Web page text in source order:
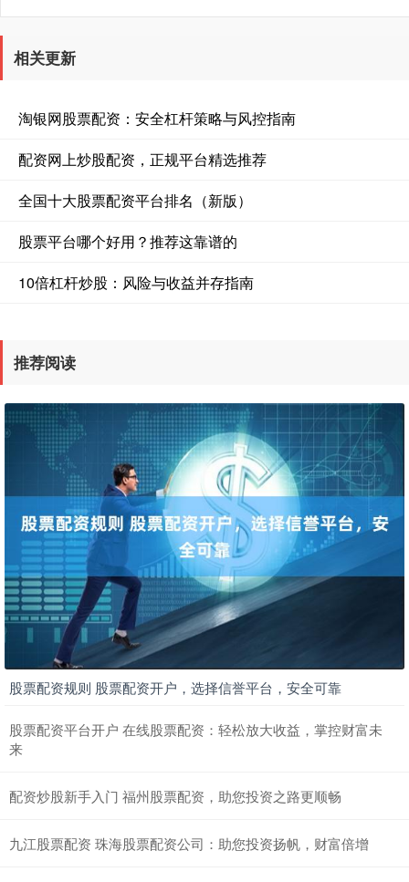
相关更新
淘银网股票配资：安全杠杆策略与风控指南
配资网上炒股配资，正规平台精选推荐
全国十大股票配资平台排名（新版）
股票平台哪个好用？推荐这靠谱的
10倍杠杆炒股：风险与收益并存指南
推荐阅读
股票配资规则 股票配资开户，选择信誉平台，安全可靠
股票配资平台开户 在线股票配资：轻松放大收益，掌控财富未
来
配资炒股新手入门 福州股票配资，助您投资之路更顺畅
九江股票配资 珠海股票配资公司：助您投资扬帆，财富倍增